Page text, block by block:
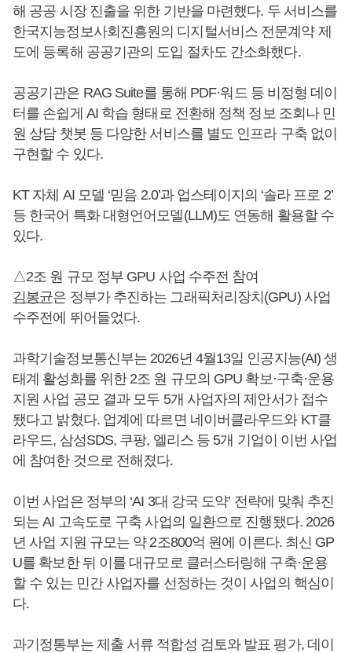
해 공공 시장 진출을 위한 기반을 마련했다. 두 서비스를
한국지능정보사회진흥원의 디지털서비스 전문계약 제
도에 등록해 공공기관의 도입 절차도 간소화했다.
공공기관은 RAG Suite를 통해 PDF·워드 등 비정형 데이
터를 손쉽게 AI 학습 형태로 전환해 정책 정보 조회나 민
원 상담 챗봇 등 다양한 서비스를 별도 인프라 구축 없이
구현할 수 있다.
KT 자체 AI 모델 ‘믿음 2.0’과 업스테이지의 ‘솔라 프로 2’
등 한국어 특화 대형언어모델(LLM)도 연동해 활용할 수
있다.
△2조 원 규모 정부 GPU 사업 수주전 참여
김봉균은 정부가 추진하는 그래픽처리장치(GPU) 사업
수주전에 뛰어들었다.
과학기술정보통신부는 2026년 4월13일 인공지능(AI) 생
태계 활성화를 위한 2조 원 규모의 GPU 확보·구축·운용
지원 사업 공모 결과 모두 5개 사업자의 제안서가 접수
됐다고 밝혔다. 업계에 따르면 네이버클라우드와 KT클
라우드, 삼성SDS, 쿠팡, 엘리스 등 5개 기업이 이번 사업
에 참여한 것으로 전해졌다.
이번 사업은 정부의 ‘AI 3대 강국 도약’ 전략에 맞춰 추진
되는 AI 고속도로 구축 사업의 일환으로 진행됐다. 2026
년 사업 지원 규모는 약 2조800억 원에 이른다. 최신 GP
U를 확보한 뒤 이를 대규모로 클러스터링해 구축·운용
할 수 있는 민간 사업자를 선정하는 것이 사업의 핵심이
다.
과기정통부는 제출 서류 적합성 검토와 발표 평가, 데이